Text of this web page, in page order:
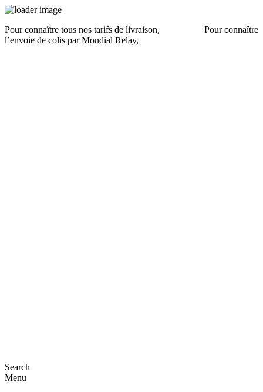
Pour connaître tous nos tarifs de livraison,
Pour connaître
l’envoie de colis par Mondial Relay,
Search
Menu